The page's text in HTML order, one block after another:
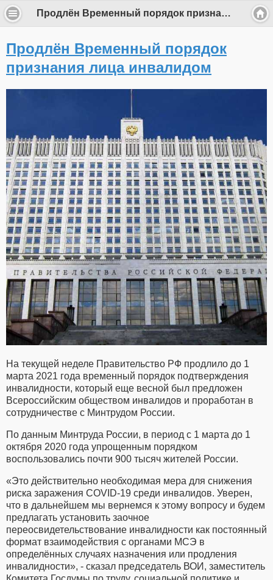
Продлён Временный порядок признания лица инвалидом
Продлён Временный порядок
признания лица инвалидом
На текущей неделе Правительство РФ продлило до 1
марта 2021 года временный порядок подтверждения
инвалидности, который еще весной был предложен
Всероссийским обществом инвалидов и проработан в
сотрудничестве с Минтрудом России.
По данным Минтруда России, в период с 1 марта до 1
октября 2020 года упрощенным порядком
воспользовались почти 900 тысяч жителей России.
«Это действительно необходимая мера для снижения
риска заражения COVID-19 среди инвалидов. Уверен,
что в дальнейшем мы вернемся к этому вопросу и будем
предлагать установить заочное
переосвидетельствование инвалидности как постоянный
формат взаимодействия с органами МСЭ в
определённых случаях назначения или продления
инвалидности», - сказал председатель ВОИ, заместитель